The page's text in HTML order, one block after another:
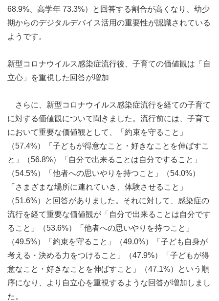
68.9%、高学年 73.3%）と回答する割合が高くなり、幼少
期からのデジタルデバイス活用の重要性が認識されている
ようです。
新型コロナウイルス感染症流行後、子育ての価値観は「自
立心」を重視した回答が増加
さらに、新型コロナウイルス感染症流行を経ての子育て
に対する価値観について聞きました。流行前には、子育て
において重要な価値観として、「約束を守ること」
（57.4%）「子どもが得意なこと・好きなことを伸ばすこ
と」（56.8%）「自分で出来ることは自分ですること」
（54.5%）「他者への思いやりを持つこと」（54.0%）
「さまざまな場所に連れていき、体験させること」
（51.6%）と回答がありました。それに対して、感染症の
流行を経て重要な価値観が「自分で出来ることは自分です
ること」（53.6%）「他者への思いやりを持つこと」
（49.5%）「約束を守ること」（49.0%）「子ども自身が
考える・決める力をつけること」（47.9%）「子どもが得
意なこと・好きなことを伸ばすこと」（47.1%）という順
序になり、より自立心を重視するような回答が増加しまし
た。